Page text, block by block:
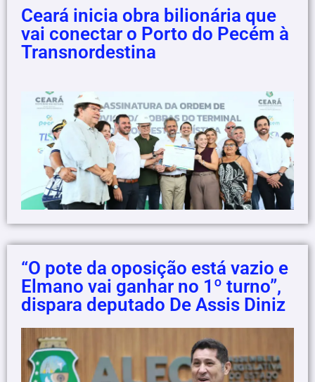
Ceará inicia obra bilionária que
vai conectar o Porto do Pecém à
Transnordestina
“O pote da oposição está vazio e
Elmano vai ganhar no 1º turno”,
dispara deputado De Assis Diniz